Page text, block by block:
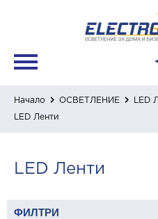
Начало ОСВЕТЛЕНИЕ
LED Ленти
LED Ленти
ФИЛТРИ